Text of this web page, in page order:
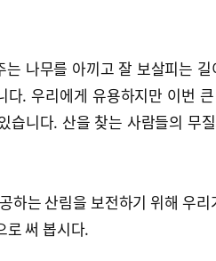
나무를 아끼고 잘 보살피는
다. 우리에게 유용하지만 이번
습니다. 산을 찾는 사람들의 무
하는 산림을 보전하기 위해 우
로 써 봅시다.